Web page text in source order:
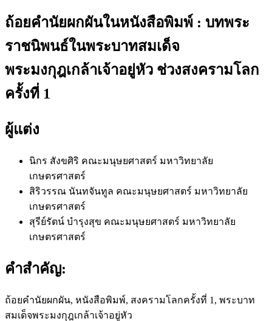
ถ้อยคำนัยผกผันในหนังสือพิมพ์ : บทพระ
ราชนิพนธ์ในพระบาทสมเด็จ
พระมงกุฎเกล้าเจ้าอยู่หัว ช่วงสงครามโลก
ครั้งที่ 1
ผู้แต่ง
นิกร สังขศิริ คณะมนุษยศาสตร์ มหาวิทยาลัย
เกษตรศาสตร์
สิริวรรณ นันทจันทูล คณะมนุษยศาสตร์ มหาวิทยาลัย
เกษตรศาสตร์
สุรีย์รัตน์ บำรุงสุข คณะมนุษยศาสตร์ มหาวิทยาลัย
เกษตรศาสตร์
คำสำคัญ:
ถ้อยคำนัยผกผัน, หนังสือพิมพ์, สงครามโลกครั้งที่ 1, พระบาท
สมเด็จพระมงกุฎเกล้าเจ้าอยู่หัว